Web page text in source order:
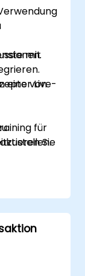
mit
von
einer Live-
für
Sie